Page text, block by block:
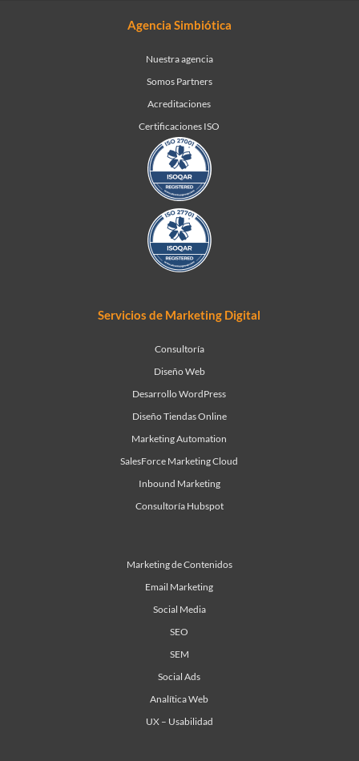
Agencia Simbiótica
Nuestra agencia
Somos Partners
Acreditaciones
Certificaciones ISO
Servicios de Marketing Digital
Consultoría
Diseño Web
Desarrollo WordPress
Diseño Tiendas Online
Marketing Automation
SalesForce Marketing Cloud
Inbound Marketing
Consultoría Hubspot
Marketing de Contenidos
Email Marketing
Social Media
SEO
SEM
Social Ads
Analítica Web
UX – Usabilidad